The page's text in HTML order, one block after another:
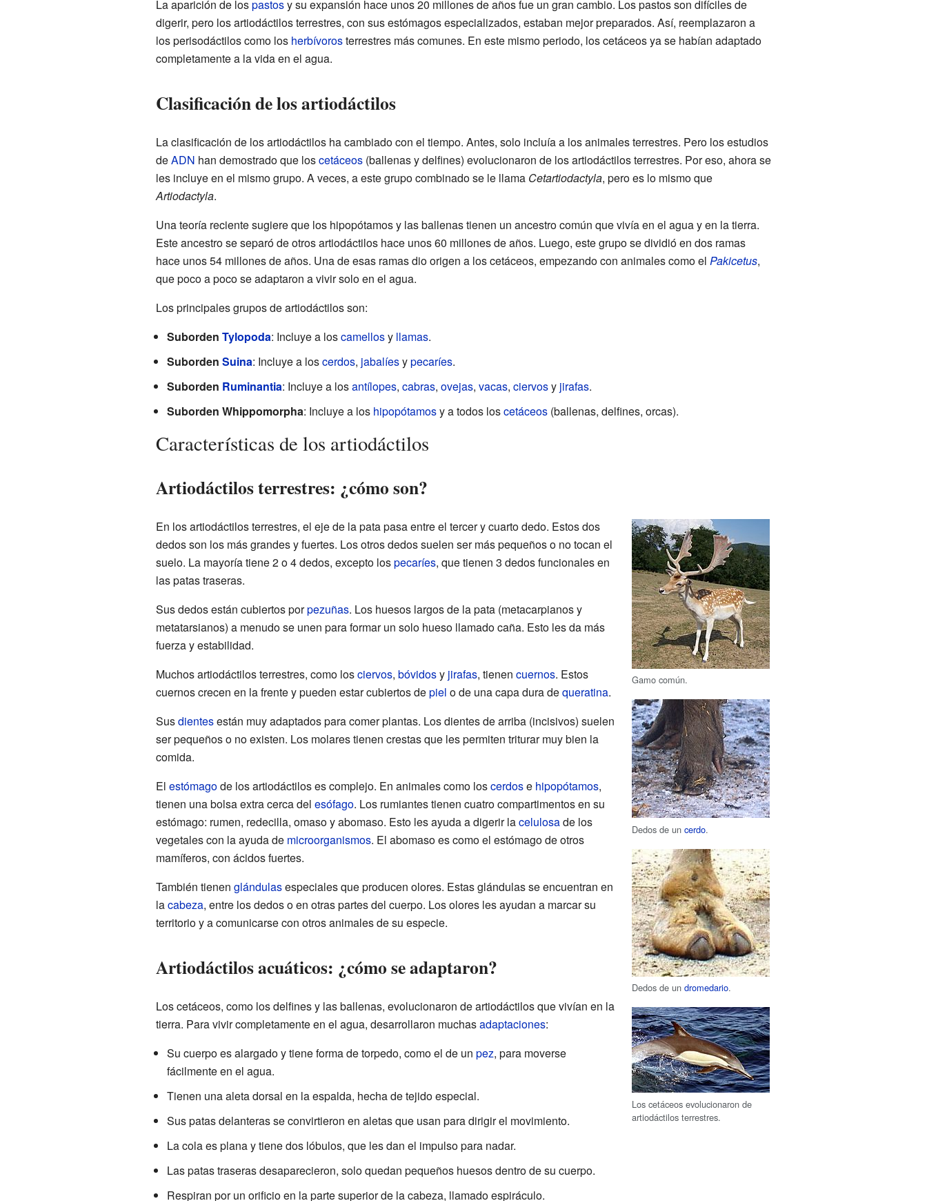
La aparición de lospastosy su expansión hace unos 20 millones de años fue un gran cambio. Los pastos son difíciles de
digerir, pero los artiodáctilos terrestres, con sus estómagos especializados, estaban mejor preparados. Así, reemplazaron a
los perisodáctilos como los herbívorosterrestres más comunes. En este mismo periodo, los cetáceos ya se habían adaptado
completamente a la vida en el agua.
Clasificación de los artiodáctilos
La clasificación de los artiodáctilos ha cambiado con el tiempo. Antes, solo incluía a los animales terrestres. Pero los estudios
deADN han demostrado que loscetáceos(ballenas y delfines) evolucionaron de los artiodáctilos terrestres. Por eso, ahora se
les incluye en el mismo grupo. A veces, a este grupo combinado se le llama Cetartiodactyla, pero es lo mismo que
Artiodactyla.
Una teoría reciente sugiere que los hipopótamos y las ballenas tienen un ancestro común que vivía en el agua y en la tierra.
Este ancestro se separó de otros artiodáctilos hace unos 60 millones de años. Luego, este grupo se dividió en dos ramas
hace unos 54 millones de años. Una de esas ramas dio origen a los cetáceos, empezando con animales como el Pakicetus,
que poco a poco se adaptaron a vivir solo en el agua.
Los principales grupos de artiodáctilos son:
Suborden Tylopoda: Incluye a loscamellosy llamas.
Suborden Suina: Incluye a loscerdos, jabalíesypecaríes.
Suborden Ruminantia: Incluye a losantílopes, cabras, ovejas, vacas, ciervosy jirafas.
Suborden Whippomorpha: Incluye a los hipopótamosy a todos loscetáceos(ballenas, delfines, orcas).
Características de los artiodáctilos
Artiodáctilos terrestres: ¿cómo son?
Gamo común.
Dedos de uncerdo.
Dedos de undromedario.
En los artiodáctilos terrestres, el eje de la pata pasa entre el tercer y cuarto dedo. Estos dos
dedos son los más grandes y fuertes. Los otros dedos suelen ser más pequeños o no tocan el
suelo. La mayoría tiene 2 o 4 dedos, excepto lospecaríes, que tienen 3 dedos funcionales en
las patas traseras.
Sus dedos están cubiertos porpezuñas. Los huesos largos de la pata (metacarpianos y
metatarsianos) a menudo se unen para formar un solo hueso llamado caña. Esto les da más
fuerza y estabilidad.
Muchos artiodáctilos terrestres, como losciervos, bóvidosy jirafas, tienen cuernos. Estos
cuernos crecen en la frente y pueden estar cubiertos depiel o de una capa dura dequeratina.
Susdientesestán muy adaptados para comer plantas. Los dientes de arriba (incisivos) suelen
ser pequeños o no existen. Los molares tienen crestas que les permiten triturar muy bien la
comida.
El estómagode los artiodáctilos es complejo. En animales como loscerdose hipopótamos,
tienen una bolsa extra cerca del esófago. Los rumiantes tienen cuatro compartimentos en su
estómago: rumen, redecilla, omaso y abomaso. Esto les ayuda a digerir lacelulosade los
vegetales con la ayuda de microorganismos. El abomaso es como el estómago de otros
mamíferos, con ácidos fuertes.
También tienen glándulasespeciales que producen olores. Estas glándulas se encuentran en
lacabeza, entre los dedos o en otras partes del cuerpo. Los olores les ayudan a marcar su
territorio y a comunicarse con otros animales de su especie.
Artiodáctilos acuáticos: ¿cómo se adaptaron?
Los cetáceos evolucionaron de
artiodáctilos terrestres.
Los cetáceos, como los delfines y las ballenas, evolucionaron de artiodáctilos que vivían en la
tierra. Para vivir completamente en el agua, desarrollaron muchasadaptaciones:
Su cuerpo es alargado y tiene forma de torpedo, como el de un pez, para moverse
fácilmente en el agua.
Tienen una aleta dorsal en la espalda, hecha de tejido especial.
Sus patas delanteras se convirtieron en aletas que usan para dirigir el movimiento.
La cola es plana y tiene dos lóbulos, que les dan el impulso para nadar.
Las patas traseras desaparecieron, solo quedan pequeños huesos dentro de su cuerpo.
Respiran por un orificio en la parte superior de la cabeza, llamado espiráculo.